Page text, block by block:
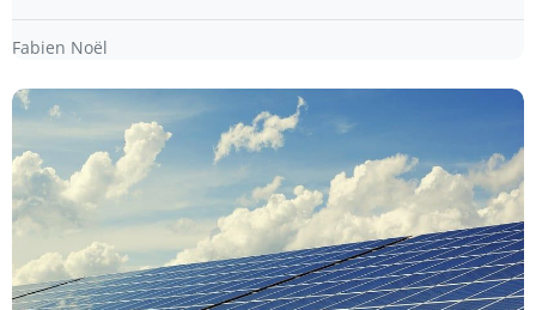
Fabien Noël